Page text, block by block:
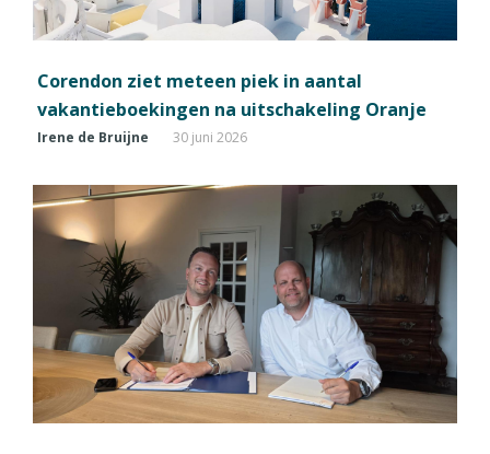
Corendon ziet meteen piek in aantal
vakantieboekingen na uitschakeling Oranje
Irene de Bruijne 30 juni 2026